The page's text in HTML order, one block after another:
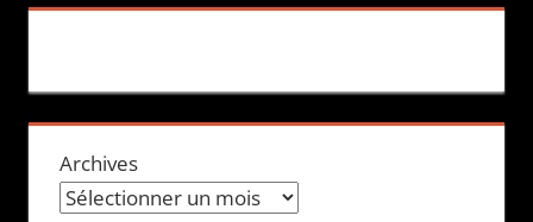
Archives